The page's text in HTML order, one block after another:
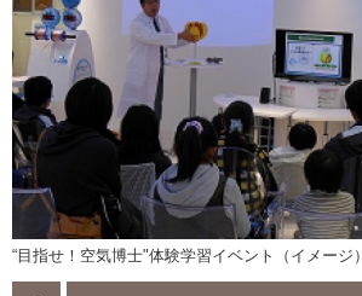
“目指せ！空気博士"体験学習イベント（イメージ）